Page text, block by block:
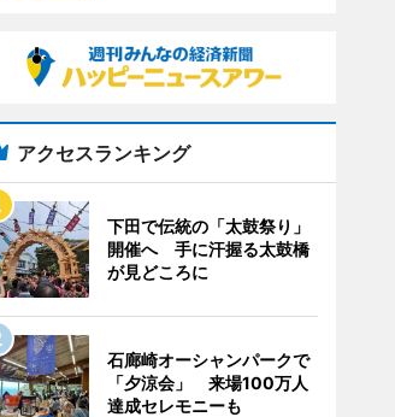
アクセスランキング
下田で伝統の「太鼓祭り」
開催へ 手に汗握る太鼓橋
が見どころに
石廊崎オーシャンパークで
「夕涼会」 来場100万人
達成セレモニーも